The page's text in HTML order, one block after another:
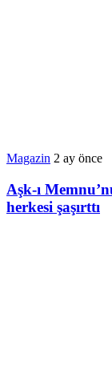
Magazin 2 ay önce
Aşk-ı
herkesi şaşırttı